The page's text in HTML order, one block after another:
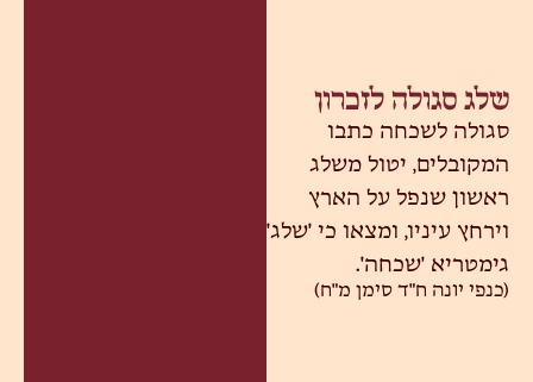
שלג סגולה לזכרון
סגולה לשכחה כתבו
המקובלים, יטול משלג
ראשון שנפל על הארץ
וירחץ עיניו, ומצאו כי 'שלג'
גימטריא 'שכחה'.
(כנפי יונה ח"ד סימן מ"ח)